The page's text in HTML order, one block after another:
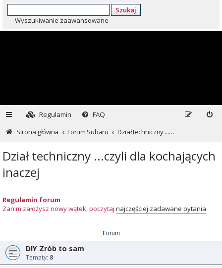
Szukaj
Wyszukiwanie zaawansowane
Regulamin
FAQ
Strona główna
Forum Subaru Dział techniczny ...czyli dla kochających inaczej
Dział techniczny ...czyli dla kochających
inaczej
Regulamin forum
Zanim założysz nowy wątek, poczytaj najczęściej zadawane pytania
Forum
DIY Zrób to sam
Tematy: 8